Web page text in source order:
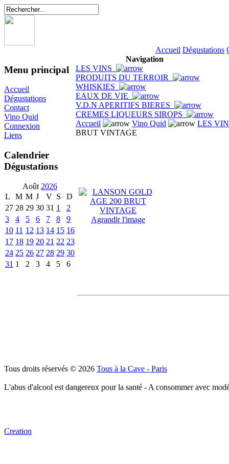
Accueil Dégustations
Menu principal
Accueil
Dégustations
Contact
Vino Quid
Connexion
Liens
Calendrier
Dégustations
Août 2026
L
M M J V S
D
27 28 29 30 31 1
2
3
4 5 6 7 8
9
10 11 12 13 14 15 16
17 18 19 20 21 22 23
24 25 26 27 28 29 30
31 1 2 3 4 5 6
Navigation
LES VINS
PRODUITS DU TERROIR
WHISKIES
EAUX DE VIE
V.D.N APERITIFS BIERES
CREMES LIQUEURS SIROPS
Accueil
Vino Quid
LES
BRUT VINTAGE
Agrandir l'image
Tous droits réservés © 2026 Tous à la Cave - Paris
L'abus d'alcool est dangereux pour la santé - A consommer avec
Creation